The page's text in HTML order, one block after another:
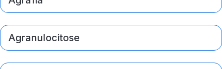
Agranulocitose